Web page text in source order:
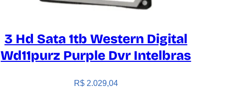
3 Hd Sata 1tb Western Digital
Wd11purz Purple Dvr Intelbras
R$2.029,04